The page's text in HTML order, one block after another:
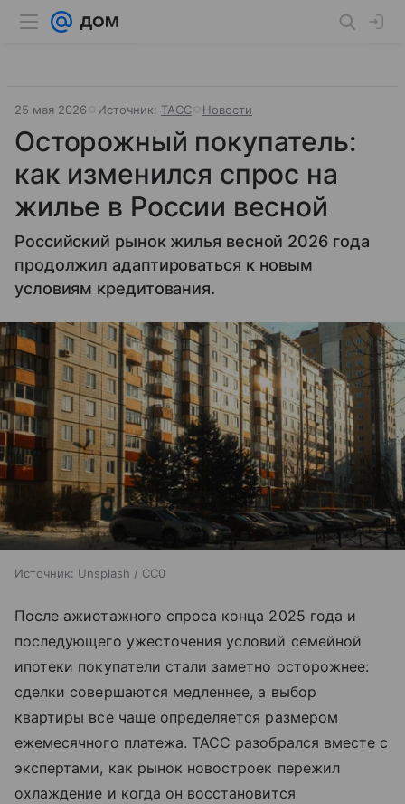
25 мая 2026 Источник: ТАСС Новости
Осторожный покупатель:
как изменился спрос на
жилье в России весной
Российский рынок жилья весной 2026 года
продолжил адаптироваться к новым
условиям кредитования.
Источник: Unsplash / CC0
После ажиотажного спроса конца 2025 года и
последующего ужесточения условий семейной
ипотеки покупатели стали заметно осторожнее:
сделки совершаются медленнее, а выбор
квартиры все чаще определяется размером
ежемесячного платежа. ТАСС разобрался вместе с
экспертами, как рынок новостроек пережил
охлаждение и когда он восстановится